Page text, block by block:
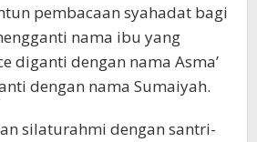
pembacaan syahadat bagi
nama ibu yang
diganti dengan nama Asma’
dengan nama Sumaiyah.
silaturahmi dengan santri-